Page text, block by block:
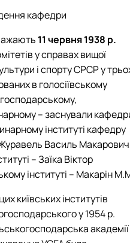
кафедри
11 червня 1938 р.
у справах вищої
і спорту СРСР у
в голосіївському
– заснували
інституті кафедру
Василь
– Заїка Віктор
інституті – Макарін
київських інститутів
у 1954 р.
академії